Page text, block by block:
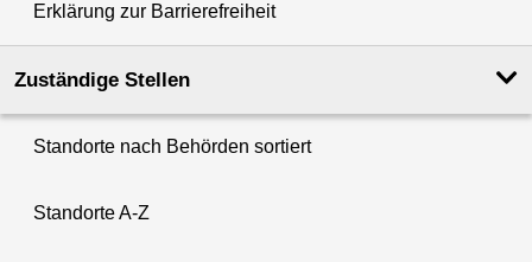
Erklärung zur Barrierefreiheit
Zuständige Stellen
Standorte nach Behörden sortiert
Standorte A-Z